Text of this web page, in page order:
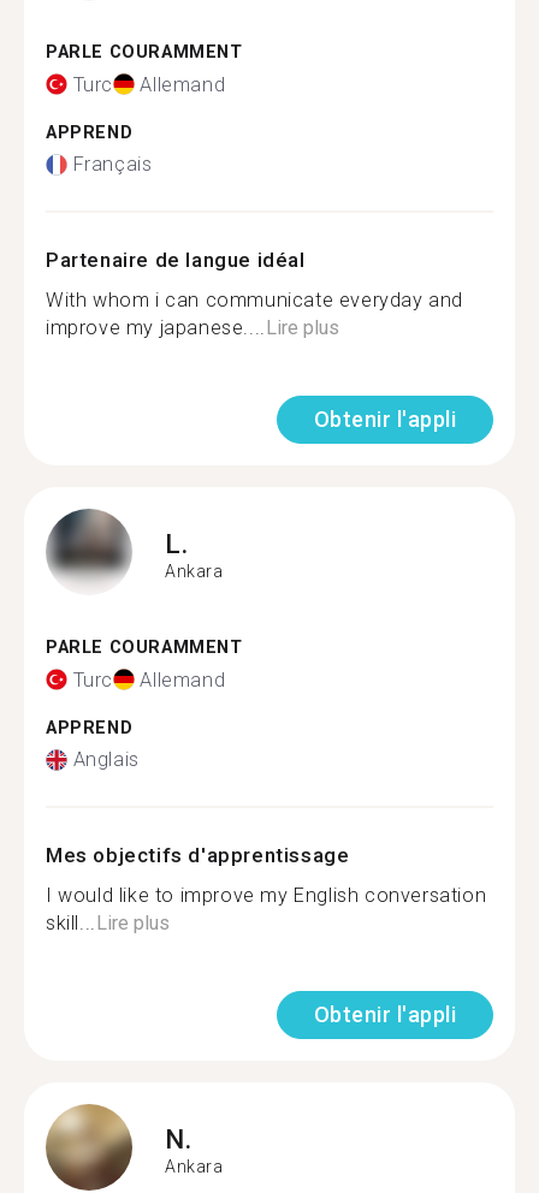
PARLE COURAMMENT
Turc Allemand
APPREND
Français
Partenaire de langue idéal
With whom i can communicate everyday and
improve my japanese....Lire plus
Obtenir l'appli
L.
Ankara
PARLE COURAMMENT
Turc Allemand
APPREND
Anglais
Mes objectifs d'apprentissage
I would like to improve my English conversation
skill...Lire plus
Obtenir l'appli
N.
Ankara